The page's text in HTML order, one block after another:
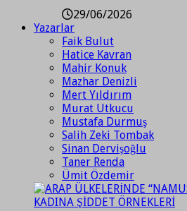
29/06/2026
Yazarlar
Faik Bulut
Hatice Kavran
Mahir Konuk
Mazhar Denizli
Mert Yıldırım
Murat Utkucu
Mustafa Durmuş
Salih Zeki Tombak
Sinan Dervişoğlu
Taner Renda
Ümit Özdemir